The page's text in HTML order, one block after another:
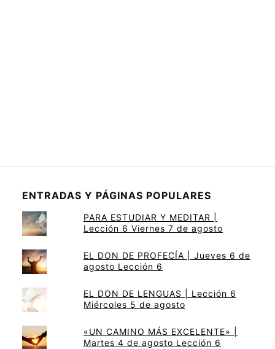
ENTRADAS Y PÁGINAS POPULARES
PARA ESTUDIAR Y MEDITAR |
Lección 6 Viernes 7 de agosto
EL DON DE PROFECÍA | Jueves 6 de
agosto Lección 6
EL DON DE LENGUAS | Lección 6
Miércoles 5 de agosto
«UN CAMINO MÁS EXCELENTE» |
Martes 4 de agosto Lección 6